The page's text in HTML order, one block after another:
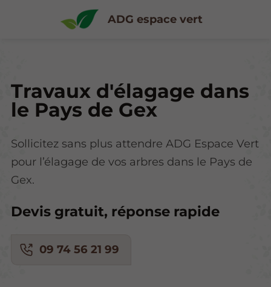
ADG espace vert
Travaux d'élagage dans
le Pays de Gex
Sollicitez sans plus attendre ADG Espace Vert
pour l’élagage de vos arbres dans le Pays de
Gex.
Devis gratuit, réponse rapide
09 74 56 21 99